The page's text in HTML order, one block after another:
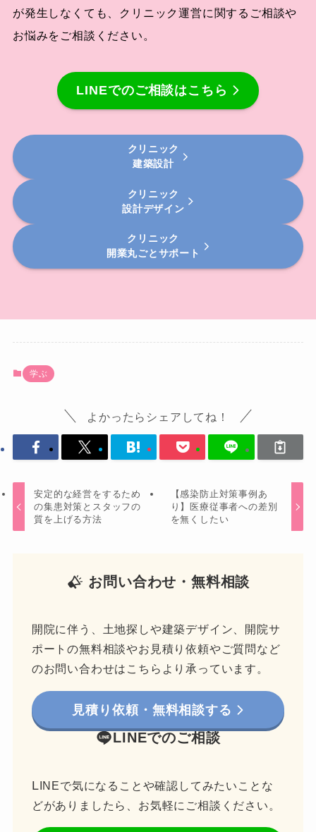
が発生しなくても、クリニック運営に関するご相談や
お悩みをご相談ください。
LINEでのご相談はこちら
クリニック
建築設計
クリニック
設計デザイン
クリニック
開業丸ごとサポート
学ぶ
よかったらシェアしてね！
安定的な経営をするため
の集患対策とスタッフの
質を上げる方法
【感染防止対策事例あ
り】医療従事者への差別
を無くしたい
お問い合わせ・無料相談
開院に伴う、土地探しや建築デザイン、開院サ
ポートの無料相談やお見積り依頼やご質問など
のお問い合わせはこちらより承っています。
見積り依頼・無料相談する
LINEでのご相談
LINEで気になることや確認してみたいことな
どがありましたら、お気軽にご相談ください。